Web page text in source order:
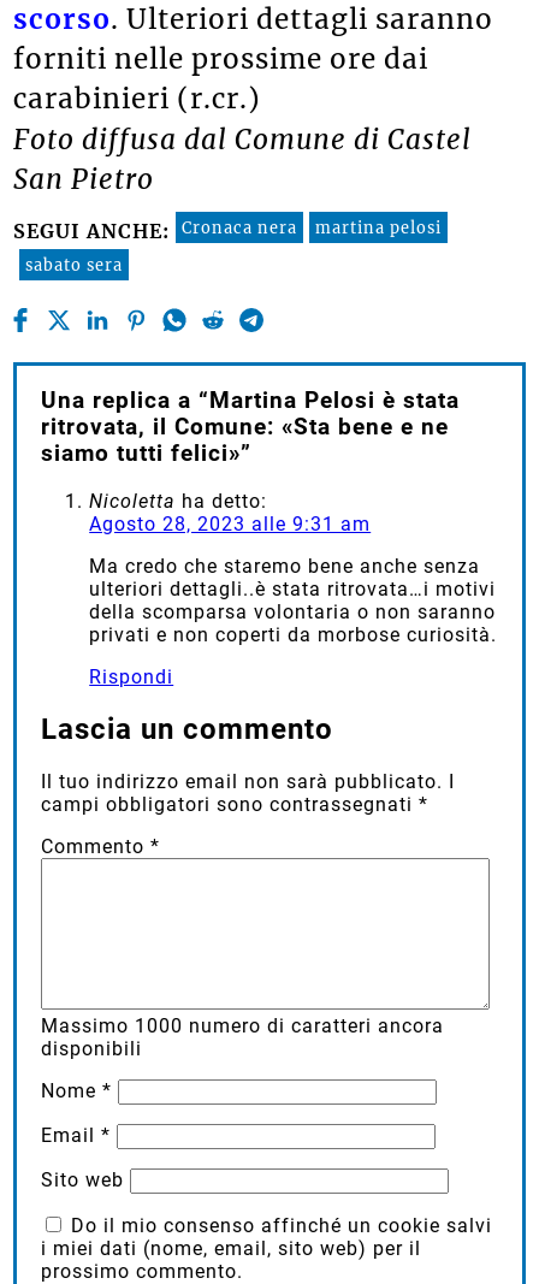
scorso. Ulteriori dettagli saranno
forniti nelle prossime ore dai
carabinieri (r.cr.)
Foto diffusa dal Comune di Castel
San Pietro
SEGUI ANCHE: Cronaca nera
martina pelosi
sabato sera
Una replica a “Martina Pelosi è stata
ritrovata, il Comune: «Sta bene e ne
siamo tutti felici»”
Nicoletta ha detto:
Agosto 28, 2023 alle 9:31 am
Ma credo che staremo bene anche senza
ulteriori dettagli..è stata ritrovata…i motivi
della scomparsa volontaria o non saranno
privati e non coperti da morbose curiosità.
Rispondi
Lascia un commento
Il tuo indirizzo email non sarà pubblicato. I
campi obbligatori sono contrassegnati*
Commento*
Massimo 1000 numero di caratteri ancora
disponibili
Nome*
Email*
Sito web
Do il mio consenso affinché un cookie salvi
i miei dati (nome, email, sito web) per il
prossimo commento.